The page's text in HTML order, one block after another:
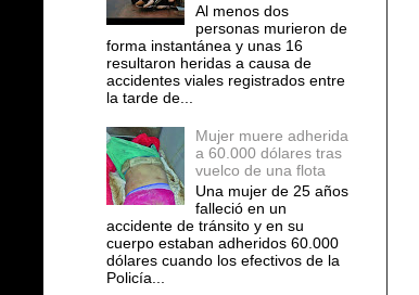
Al menos dos
personas murieron de
forma instantánea y unas 16
resultaron heridas a causa de
accidentes viales registrados entre
la tarde de...
Mujer muere adherida
a 60.000 dólares tras
vuelco de una flota
Una mujer de 25 años
falleció en un
accidente de tránsito y en su
cuerpo estaban adheridos 60.000
dólares cuando los efectivos de la
Policía...